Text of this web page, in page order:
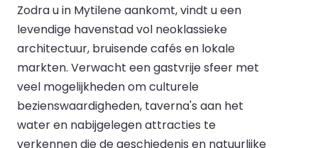
Zodra u in Mytilene aankomt, vindt u een
levendige havenstad vol neoklassieke
architectuur, bruisende cafés en lokale
markten. Verwacht een gastvrije sfeer met
veel mogelijkheden om culturele
bezienswaardigheden, taverna's aan het
water en nabijgelegen attracties te
verkennen die de geschiedenis en natuurlijke